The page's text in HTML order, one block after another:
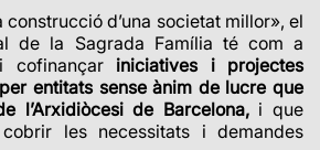
construcció d’una societat millor», el
de la Sagrada Família té com a
cofinançar iniciatives i projectes
entitats sense ànim de lucre que
l’Arxidiòcesi de Barcelona, i que
les necessitats i demandes